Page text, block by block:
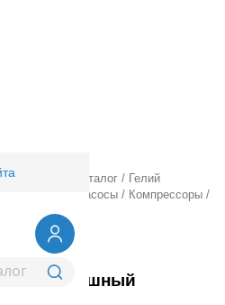
/ Оптовый каталог / Гелий
и насосы / Компрессоры /
Air.
воздушный